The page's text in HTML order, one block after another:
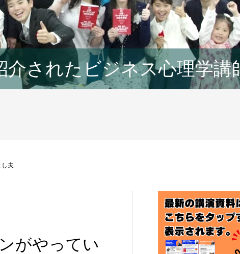
されたビジネス心理学講
し夫
がやってい